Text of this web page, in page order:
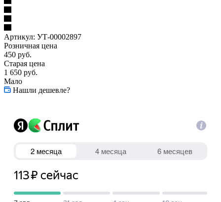
Артикул: УТ-00002897
Розничная цена
450 руб.
Старая цена
1 650 руб.
Мало
Нашли дешевле?